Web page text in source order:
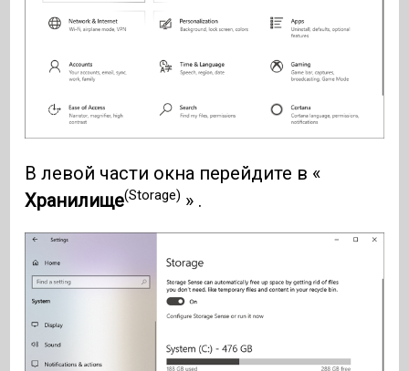
В левой части окна перейдите в «
Хранилище(Storage) » .